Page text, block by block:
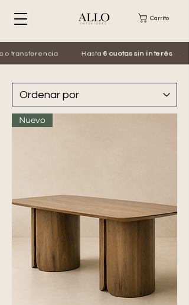
6 cuotas sin interés · Escribinos por
Carrito
Nuevo